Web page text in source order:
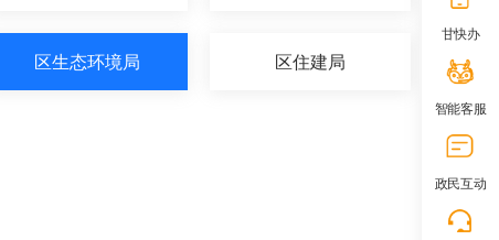
区生态环境局 区住建局
甘快办
智能客服
政民互动